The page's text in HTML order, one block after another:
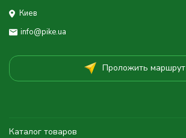
Киев
info@pike.ua
Проложить маршрут
Каталог товаров